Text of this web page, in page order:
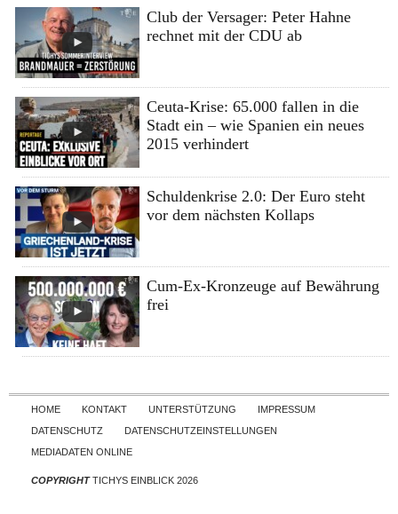
Club der Versager: Peter Hahne
rechnet mit der CDU ab
Ceuta-Krise: 65.000 fallen in die
Stadt ein – wie Spanien ein neues
2015 verhindert
Schuldenkrise 2.0: Der Euro steht
vor dem nächsten Kollaps
Cum-Ex-Kronzeuge auf Bewährung
frei
Skip to content
HOME KONTAKT UNTERSTÜTZUNG
IMPRESSUM
DATENSCHUTZ
DATENSCHUTZEINSTELLUNGEN
MEDIADATEN ONLINE
COPYRIGHTTICHYS EINBLICK 2026